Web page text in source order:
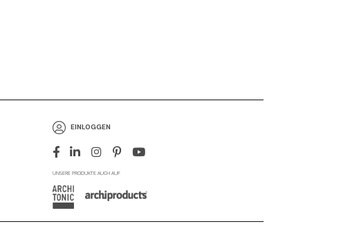
EINLOGGEN
UNSERE PRODUKTE AUCH AUF